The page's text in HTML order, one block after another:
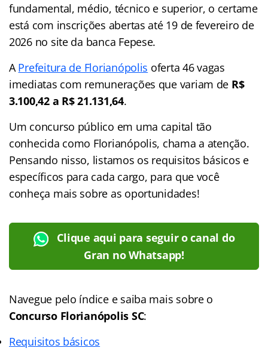
fundamental, médio, técnico e superior, o certame
está com inscrições abertas até 19 de fevereiro de
2026 no site da banca Fepese.
APrefeitura de Florianópolis oferta 46 vagas
imediatas com remunerações que variam de R$
3.100,42 a R$ 21.131,64.
Um concurso público em uma capital tão
conhecida como Florianópolis, chama a atenção.
Pensando nisso, listamos os requisitos básicos e
específicos para cada cargo, para que você
conheça mais sobre as oportunidades!
Clique aqui para seguir o canal do
Gran no Whatsapp!
Navegue pelo índice e saiba mais sobre o
Concurso Florianópolis SC:
Requisitos básicos